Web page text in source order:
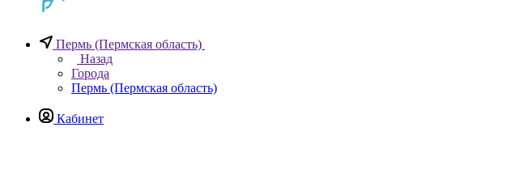
Пермь (Пермская область)
Назад
Города
Пермь (Пермская область)
Кабинет